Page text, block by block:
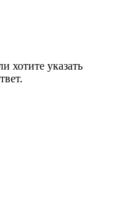
хотите указать